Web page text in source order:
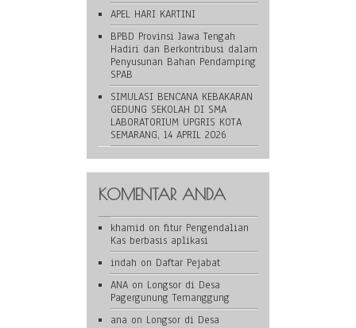
APEL HARI KARTINI
BPBD Provinsi Jawa Tengah
Hadiri dan Berkontribusi dalam
Penyusunan Bahan Pendamping
SPAB
SIMULASI BENCANA KEBAKARAN
GEDUNG SEKOLAH DI SMA
LABORATORIUM UPGRIS KOTA
SEMARANG, 14 APRIL 2026
KOMENTAR ANDA
khamid on fitur Pengendalian
Kas berbasis aplikasi
indah on Daftar Pejabat
ANA on Longsor di Desa
Pagergunung Temanggung
ana on Longsor di Desa